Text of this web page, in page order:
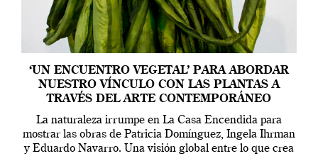
‘UN ENCUENTRO VEGETAL’ PARA ABORDAR
NUESTRO VÍNCULO CON LAS PLANTAS A
TRAVÉS DEL ARTE CONTEMPORÁNEO
La naturaleza irrumpe en La Casa Encendida para
mostrar las obras de Patricia Domínguez, Ingela Ihrman
y Eduardo Navarro. Una visión global entre lo que crea